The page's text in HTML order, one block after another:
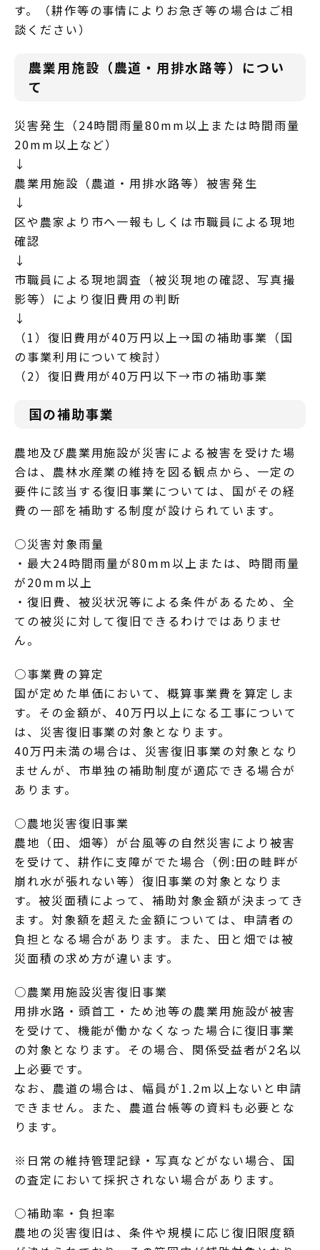
す。（耕作等の事情によりお急ぎ等の場合はご相
談ください）
農業用施設（農道・用排水路等）につい
て
災害発生（24時間雨量80mm以上または時間雨量
20mm以上など）
↓
農業用施設（農道・用排水路等）被害発生
↓
区や農家より市へ一報もしくは市職員による現地
確認
↓
市職員による現地調査（被災現地の確認、写真撮
影等）により復旧費用の判断
↓
（1）復旧費用が40万円以上→国の補助事業（国
の事業利用について検討）
（2）復旧費用が40万円以下→市の補助事業
国の補助事業
農地及び農業用施設が災害による被害を受けた場
合は、農林水産業の維持を図る観点から、一定の
要件に該当する復旧事業については、国がその経
費の一部を補助する制度が設けられています。
○災害対象雨量
・最大24時間雨量が80mm以上または、時間雨量
が20mm以上
・復旧費、被災状況等による条件があるため、全
ての被災に対して復旧できるわけではありませ
ん。
○事業費の算定
国が定めた単価において、概算事業費を算定しま
す。その金額が、40万円以上になる工事について
は、災害復旧事業の対象となります。
40万円未満の場合は、災害復旧事業の対象となり
ませんが、市単独の補助制度が適応できる場合が
あります。
○農地災害復旧事業
農地（田、畑等）が台風等の自然災害により被害
を受けて、耕作に支障がでた場合（例:田の畦畔が
崩れ水が張れない等）復旧事業の対象となりま
す。被災面積によって、補助対象金額が決まってき
ます。対象額を超えた金額については、申請者の
負担となる場合があります。また、田と畑では被
災面積の求め方が違います。
○農業用施設災害復旧事業
用排水路・頭首工・ため池等の農業用施設が被害
を受けて、機能が働かなくなった場合に復旧事業
の対象となります。その場合、関係受益者が2名以
上必要です。
なお、農道の場合は、幅員が1.2m以上ないと申請
できません。また、農道台帳等の資料も必要とな
ります。
※日常の維持管理記録・写真などがない場合、国
の査定において採択されない場合があります。
○補助率・負担率
農地の災害復旧は、条件や規模に応じ復旧限度額